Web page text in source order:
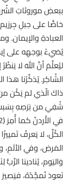
ببعضِ موروثاتِ
خاصًّا على جبلِ
العبادةِ
يُضيءُ بوجهِه على
ليُعلِّمَ أنَّ اللهَ لا
الشّاكِر. يُذكِّرُنا
ذاكَ الّذي لم يَكُن
شُفِيَ من بَرَصِهِ
الكُلِّ، لا يَعرِفُ
المَرضِ، وفي
وَاليَوم، يُنادينا
نَعودَ نُمجِّدُهُ،